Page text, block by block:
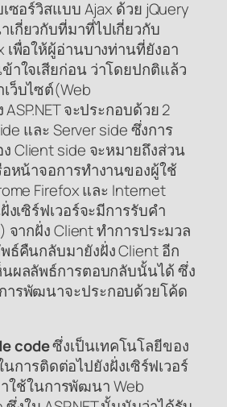
เซอร์วิสแบบ Ajax ด้วย jQuery
เกี่ยวกับที่มาที่ไปเกี่ยวกับ
พื่อให้ผู้อ่านบางท่านที่ยังอา
ข้าใจเสียก่อน ว่าโดยปกติแล้ว
ว็บไซต์(Web
ASP.NET จะประกอบด้วย 2
และ Server sideซึ่งการ
Client side จะหมายถึงส่วน
หน้าจอการทำงานของผู้ใช้
Firefox และ Internet
เซิร์ฟเวอร์จะมีการรับคำ
ากฝั่ง Client ทำการประมวล
ธ์คืนกลับมายังฝั่ง Client อีก
นผลลัพธ์การตอบกลับนั้นได้ ซึ่ง
รพัฒนาจะประกอบด้วยโค้ด
codeซึ่งเป็นเทคโนโลยีของ
การติดต่อไปยังฝั่งเซิร์ฟเวอร์
ใช้ในการพัฒนา Web